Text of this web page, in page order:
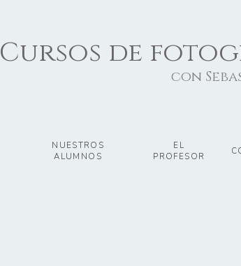
Cursos de
con
NUESTROS
ALUMNOS
EL
PROFESOR